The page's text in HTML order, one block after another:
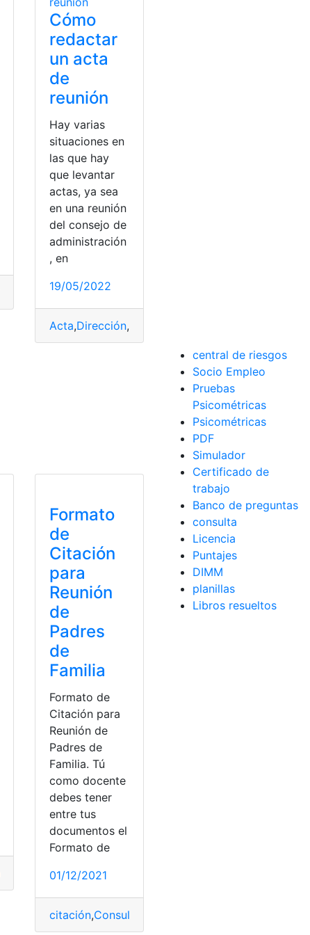
acta de reunión,Modelos
Cómo
redactar
un acta
de
reunión
Hay varias
situaciones en
las que hay
que levantar
actas, ya sea
en una reunión
del consejo de
administración
, en
19/05/2022
Acta,Dirección,
Noticias,requerimientos
Formato
de
Citación
para
Reunión
de
Padres
de
Familia
Formato de
Citación para
Reunión de
Padres de
Familia. Tú
como docente
debes tener
entre tus
documentos el
Formato de
01/12/2021
citación,Consultas
central de riesgos
Socio Empleo
Pruebas
Psicométricas
Psicométricas
PDF
Simulador
Certificado de
trabajo
Banco de preguntas
consulta
Licencia
Puntajes
DIMM
planillas
Libros resueltos